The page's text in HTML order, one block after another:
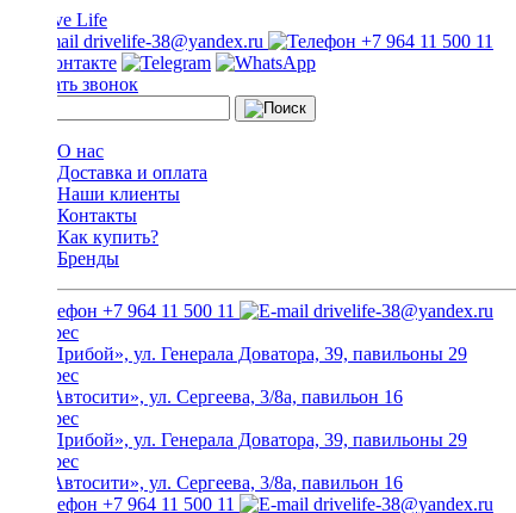
drivelife-38@yandex.ru +7 964 11 500 11
Заказать звонок
О нас
Доставка и оплата
Наши клиенты
Контакты
Как купить?
Бренды
+7 964 11 500 11 drivelife-38@yandex.ru
ТЦ «Прибой», ул. Генерала Доватора, 39, павильоны 29
ТЦ «Автосити», ул. Сергеева, 3/8а, павильон 16
ТЦ «Прибой», ул. Генерала Доватора, 39, павильоны 29
ТЦ «Автосити», ул. Сергеева, 3/8а, павильон 16
+7 964 11 500 11
drivelife-38@yandex.ru